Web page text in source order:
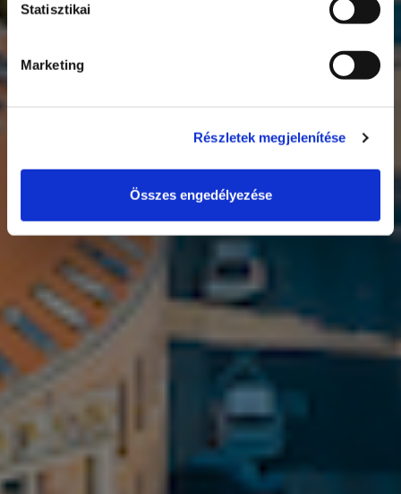
Statisztikai
Marketing
Részletek megjelenítése
Összes engedélyezése